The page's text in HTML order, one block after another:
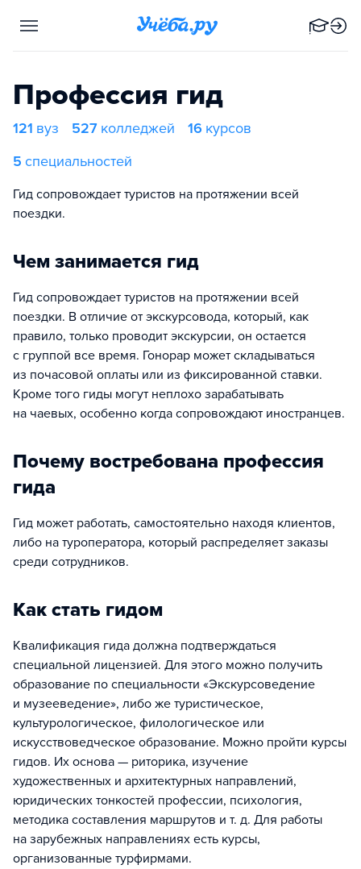
Профессия гид
121 вуз 527 колледжей 16 курсов
5 специальностей
Гид сопровождает туристов на протяжении всей
поездки.
Чем занимается гид
Гид сопровождает туристов на протяжении всей
поездки. В отличие от экскурсовода, который, как
правило, только проводит экскурсии, он остается
с группой все время. Гонорар может складываться
из почасовой оплаты или из фиксированной ставки.
Кроме того гиды могут неплохо зарабатывать
на чаевых, особенно когда сопровождают иностранцев.
Почему востребована профессия
гида
Гид может работать, самостоятельно находя клиентов,
либо на туроператора, который распределяет заказы
среди сотрудников.
Как стать гидом
Квалификация гида должна подтверждаться
специальной лицензией. Для этого можно получить
образование по специальности «Экскурсоведение
и музееведение», либо же туристическое,
культурологическое, филологическое или
искусствоведческое образование. Можно пройти курсы
гидов. Их основа — риторика, изучение
художественных и архитектурных направлений,
юридических тонкостей профессии, психология,
методика составления маршрутов и т. д. Для работы
на зарубежных направлениях есть курсы,
организованные турфирмами.